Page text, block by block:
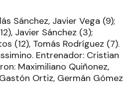
Sánchez, Javier Vega (9);
Javier Sánchez (3);
(12), Tomás Rodríguez (7).
Entrenador: Cristian
Maximiliano Quiñonez,
Ortiz, Germán Gómez